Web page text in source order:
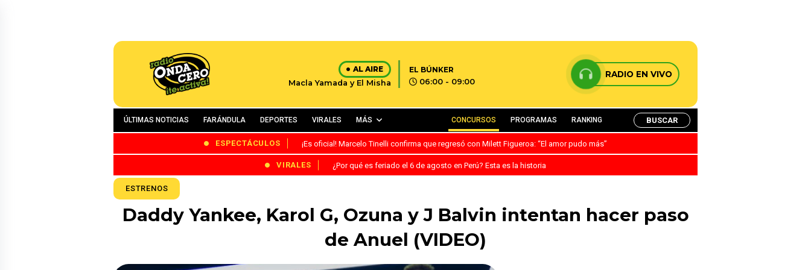
AL AIRE
Macla Yamada y El Misha
EL BÚNKER
06:00 - 09:00
RADIO EN VIVO
ÚLTIMAS NOTICIAS FARÁNDULA DEPORTES VIRALES MÁS CONCURSOS PROGRAMAS RANKING BUSCAR
ESPECTÁCULOS ¡Es oficial! Marcelo Tinelli confirma que regresó con Milett Figueroa: “El amor pudo más”
VIRALES ¿Por qué es feriado el 6 de agosto en Perú? Esta es la historia
ESTRENOS
Daddy Yankee, Karol G, Ozuna y J Balvin intentan hacer paso
de Anuel (VIDEO)